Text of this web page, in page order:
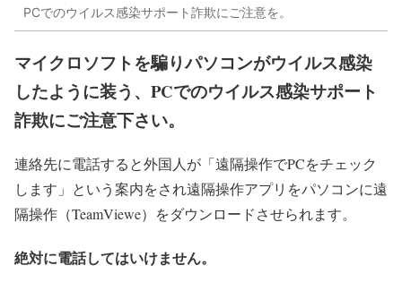
PCでのウイルス感染サポート詐欺にご注意を。
マイクロソフトを騙りパソコンがウイルス感染
したように装う、PCでのウイルス感染サポート
詐欺にご注意下さい。
連絡先に電話すると外国人が「遠隔操作でPCをチェック
します」という案内をされ遠隔操作アプリをパソコンに遠
隔操作（TeamViewe）をダウンロードさせられます。
絶対に電話してはいけません。